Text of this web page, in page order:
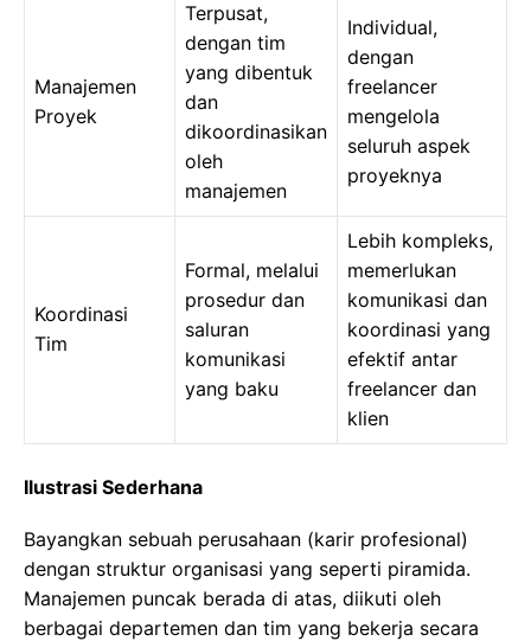
Manajemen
Proyek
Terpusat,
dengan tim
yang dibentuk
dan
dikoordinasikan
oleh
manajemen
Individual,
dengan
freelancer
mengelola
seluruh aspek
proyeknya
Koordinasi
Tim
Formal, melalui
prosedur dan
saluran
komunikasi
yang baku
Lebih kompleks,
memerlukan
komunikasi dan
koordinasi yang
efektif antar
freelancer dan
klien
Ilustrasi Sederhana
Bayangkan sebuah perusahaan (karir profesional)
dengan struktur organisasi yang seperti piramida.
Manajemen puncak berada di atas, diikuti oleh
berbagai departemen dan tim yang bekerja secara